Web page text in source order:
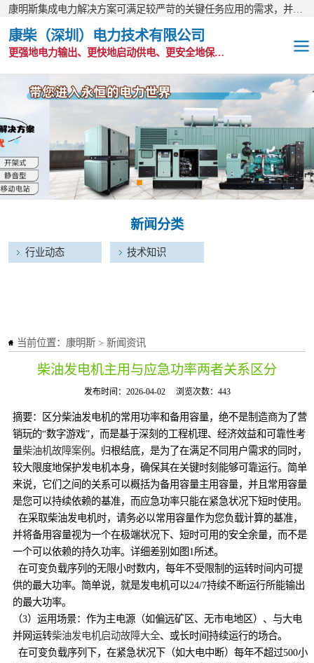
康柴（深圳）电力技术有限公司
更强地电力输出、更快地启动供电、更安全地保护功能
当前位置： 康明斯 > 新闻资讯
柴油发电机主用与应急功率两者关系区分
发布时间：2026-04-02 浏览次数：443
摘要：区分柴油发电机的常用功率和备用容量，绝不是制造商为了营
销玩的“数字游戏”，而是基于深刻的工程机理、经济效益和可靠性考
量柴油机故障案例。归根结底，是为了在满足不同用户需求的同时，
较大限度地保护发电机本身，确保其在关键时刻能够可靠运行。简单
来说，它们之间的关系可以概括为备用容量主用容量，并且常用容量
是您可以持续依赖的基准，而应急功率只能在紧急状况下短时使用。
在采取柴油发电机时，请务必以常用容量作为您负载计算的基准，
并将备用容量视为一个在极端状况下、短时可用的安全余量，而不是
一个可以依赖的持久功率。详细差别如图1所述。
在可变负载序列的无限小时数内，每年不受限制的运转时间内可提
供的最大功率。简单说，就是发电机可以24/7持续不断运行所能输出
的最大功率。
（3）运用场景：作为主电源（如偏远矿区、无市电地区）、与大电
并网运转柴油发电机启动故障大全、或长时间持续运行的场合。
在可变负载序列下，在紧急状况下（如大电中断）每年不超过500小
新闻分类
行业动态 技术知识
OEM发电机组
静音发电机组
移动电站
发电机出租